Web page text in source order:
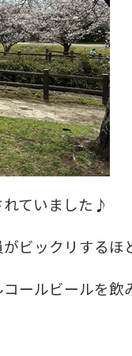
れていました♪
ビックリするほ
ールビールを